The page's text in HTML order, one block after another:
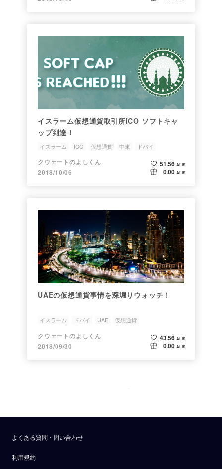
イスラーム仮想通貨取引所ICO ソフトキャ
ップ到達！
イスラーム ICO 仮想通貨 中東 ドバイ
クウェートのよしくん
2018/10/06
51.56 ALIS
0.00 ALIS
UAEの仮想通貨事情を深堀りウォッチ！
イスラーム ドバイ UAE 仮想通貨
クウェートのよしくん
2018/09/30
43.56 ALIS
0.00 ALIS
よくある質問・問い合わせ
利用規約